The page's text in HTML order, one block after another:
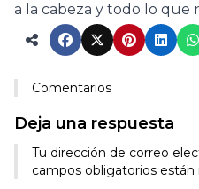
a la cabeza y todo lo que
Comentarios
Deja una respuesta
Tu dirección de correo
campos obligatorios están